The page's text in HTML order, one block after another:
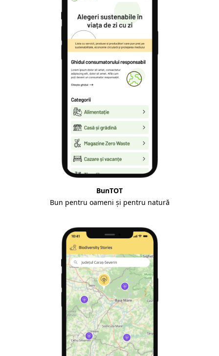
BunTOT
Bun pentru oameni și pentru natură